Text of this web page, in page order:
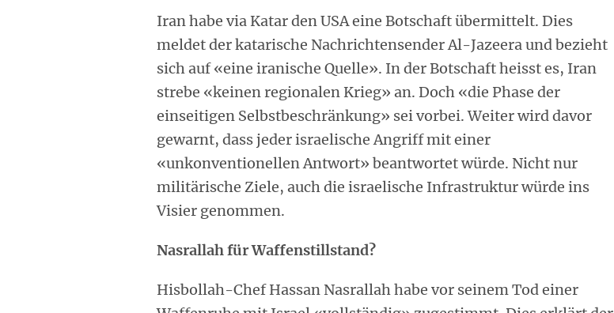
Iran habe via Katar den USA eine Botschaft übermittelt. Dies
meldet der katarische Nachrichtensender Al-Jazeera und bezieht
sich auf «eine iranische Quelle». In der Botschaft heisst es, Iran
strebe «keinen regionalen Krieg» an. Doch «die Phase der
einseitigen Selbstbeschränkung» sei vorbei. Weiter wird davor
gewarnt, dass jeder israelische Angriff mit einer
«unkonventionellen Antwort» beantwortet würde. Nicht nur
militärische Ziele, auch die israelische Infrastruktur würde ins
Visier genommen.
Nasrallah für Waffenstillstand?
Hisbollah-Chef Hassan Nasrallah habe vor seinem Tod einer